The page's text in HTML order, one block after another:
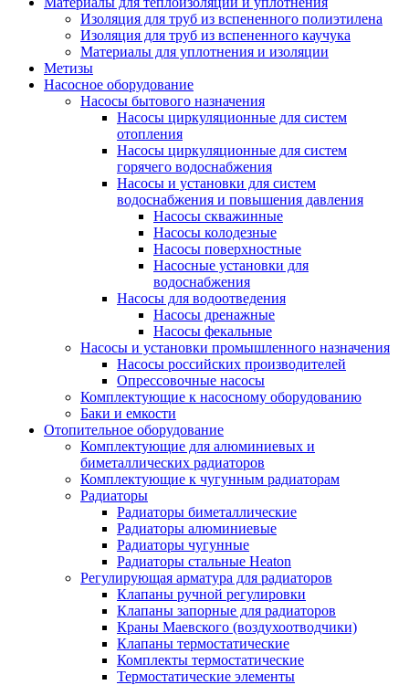
Изоляция для труб из вспененного полиэтилена
Изоляция для труб из вспененного каучука
Материалы для уплотнения и изоляции
Метизы
Насосное оборудование
Насосы бытового назначения
Насосы циркуляционные для систем
отопления
Насосы циркуляционные для систем
горячего водоснабжения
Насосы и установки для систем
водоснабжения и повышения давления
Насосы скважинные
Насосы колодезные
Насосы поверхностные
Насосные установки для
водоснабжения
Насосы для водоотведения
Насосы дренажные
Насосы фекальные
Насосы и установки промышленного назначения
Насосы российских производителей
Опрессовочные насосы
Комплектующие к насосному оборудованию
Баки и емкости
Отопительное оборудование
Комплектующие для алюминиевых и
биметаллических радиаторов
Комплектующие к чугунным радиаторам
Радиаторы
Радиаторы биметаллические
Радиаторы алюминиевые
Радиаторы чугунные
Радиаторы стальные Heaton
Регулирующая арматура для радиаторов
Клапаны ручной регулировки
Клапаны запорные для радиаторов
Краны Маевского (воздухоотводчики)
Клапаны термостатические
Комплекты термостатические
Термостатические элементы